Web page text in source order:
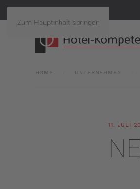
Zum Hauptinhalt springen
HOME UNTERNEHMEN
11. JULI